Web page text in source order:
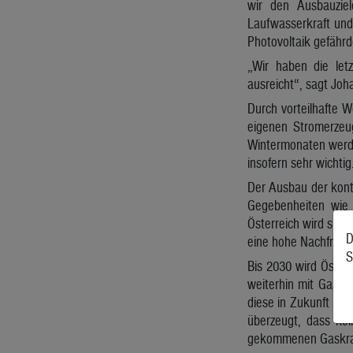
wir den
Laufwasserkraft
Photovoltaik
„Wir haben die
ausreicht“, sagt
Durch vorteilhafte
eigenen
Wintermonaten
insofern sehr wichtig.
Der Ausbau der
Gegebenheiten
Österreich wird sich
eine hohe
Bis 2030 wird
weiterhin mit Gas
diese in Zukunft
überzeugt, dass
gekommenen